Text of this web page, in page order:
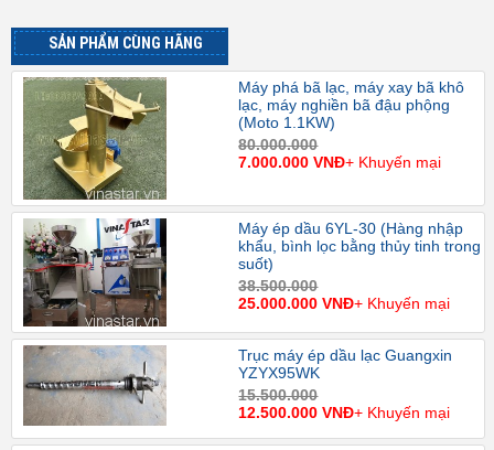
SẢN PHẨM CÙNG HÃNG
Máy phá bã lạc, máy xay bã khô
lạc, máy nghiền bã đậu phộng
(Moto 1.1KW)
80.000.000
7.000.000 VNĐ+ Khuyến mại
Máy ép dầu 6YL-30 (Hàng nhập
khẩu, bình lọc bằng thủy tinh trong
suốt)
38.500.000
25.000.000 VNĐ+ Khuyến mại
Trục máy ép dầu lạc Guangxin
YZYX95WK
15.500.000
12.500.000 VNĐ+ Khuyến mại